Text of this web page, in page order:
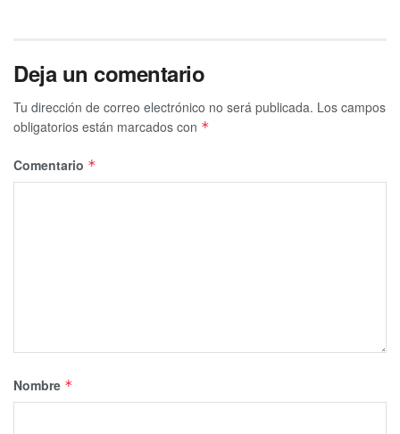
Deja un comentario
Tu dirección de correo electrónico no será publicada. Los campos
obligatorios están marcados con *
Comentario *
Nombre *